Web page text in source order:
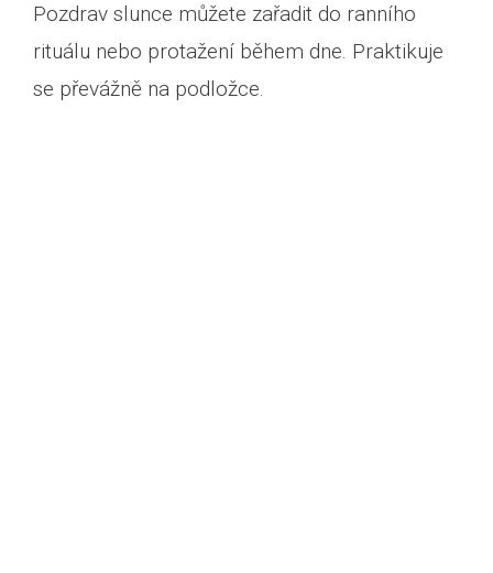
Pozdrav slunce můžete zařadit do ranního
rituálu nebo protažení během dne. Praktikuje
se převážně na podložce.